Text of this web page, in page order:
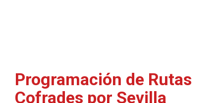
Programación de Rutas
Cofrades por Sevilla